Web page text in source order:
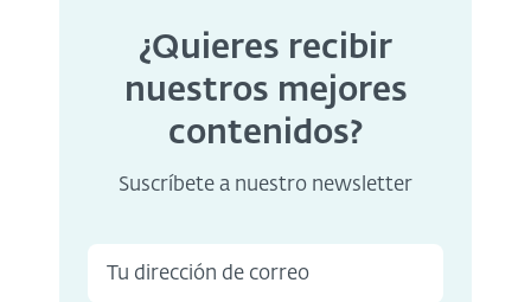
¿Quieres recibir
nuestros mejores
contenidos?
Suscríbete a nuestro newsletter